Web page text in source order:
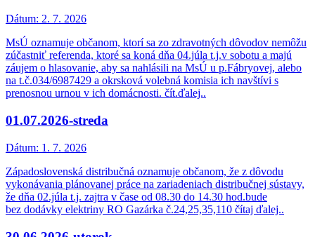
Dátum: 2. 7. 2026
MsÚ oznamuje občanom, ktorí sa zo zdravotných dôvodov nemôžu
zúčastniť referenda, ktoré sa koná dňa 04.júla t.j.v sobotu a majú
záujem o hlasovanie, aby sa nahlásili na MsÚ u p.Fábryovej, alebo
na t.č.034/6987429 a okrsková volebná komisia ich navštívi s
prenosnou urnou v ich domácnosti. čít.ďalej..
01.07.2026-streda
Dátum: 1. 7. 2026
Západoslovenská distribučná oznamuje občanom, že z dôvodu
vykonávania plánovanej práce na zariadeniach distribučnej sústavy,
že dňa 02.júla t.j. zajtra v čase od 08.30 do 14.30 hod.bude
bez dodávky elektriny RO Gazárka č.24,25,35,110 čítaj ďalej..